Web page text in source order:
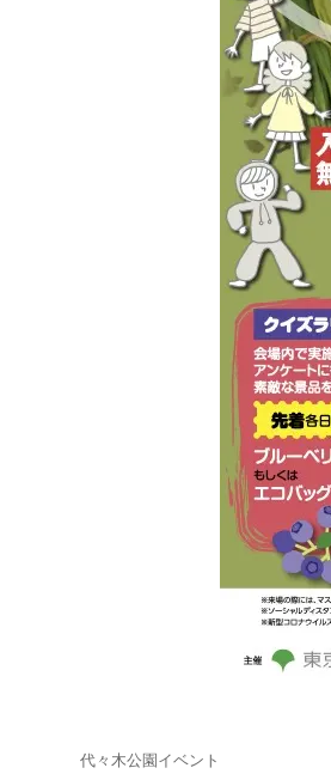
投
カ
代々木公園イベント